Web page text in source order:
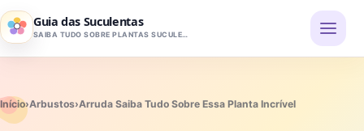
Pular para o conteúdo
Guia das Suculentas
SAIBA TUDO SOBRE PLANTAS SUCULENTAS
Início›Arbustos›Arruda Saiba Tudo Sobre Essa Planta Incrível